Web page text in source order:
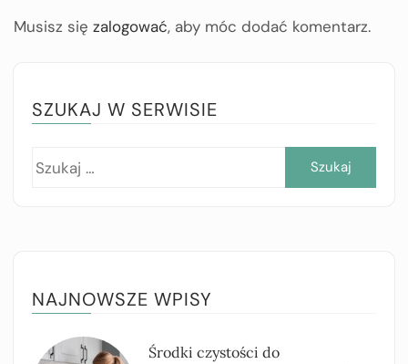
Musisz się zalogować, aby móc dodać komentarz.
SZUKAJ W SERWISIE
NAJNOWSZE WPISY
Środki czystości do